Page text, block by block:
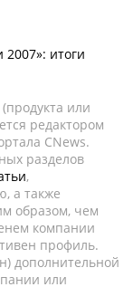
итоги
или
редактором
CNews.
разделов
,
а также
образом, чем
компании
профиль.
дополнительной
или